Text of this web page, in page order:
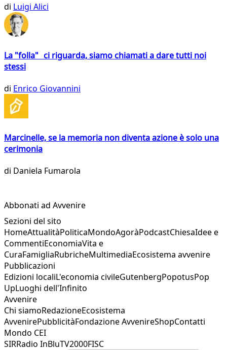
di Luigi Alici
La "folla" ci riguarda, siamo chiamati a dare tutti noi
stessi
di Enrico Giovannini
Marcinelle, se la memoria non diventa azione è solo una
cerimonia
di Daniela Fumarola
Abbonati ad Avvenire
Sezioni del sito
HomeAttualitàPoliticaMondoAgoràPodcastChiesaIdee e
CommentiEconomiaVita e
CuraFamigliaRubricheMultimediaEcosistema avvenire
Pubblicazioni
Edizioni localiL'economia civileGutenbergPopotusPop
UpLuoghi dell'Infinito
Avvenire
Chi siamoRedazioneEcosistema
AvvenirePubblicitàFondazione AvvenireShopContatti
Mondo CEI
SIRRadio InBluTV2000FISC